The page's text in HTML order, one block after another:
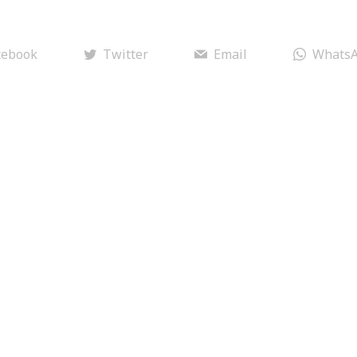
Twitter Email